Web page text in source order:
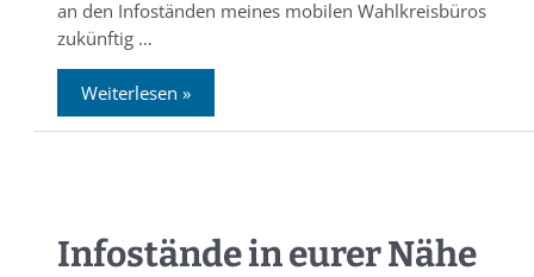
an den Infoständen meines mobilen Wahlkreisbüros
zukünftig …
Weiterlesen »
Infostände in eurer Nähe